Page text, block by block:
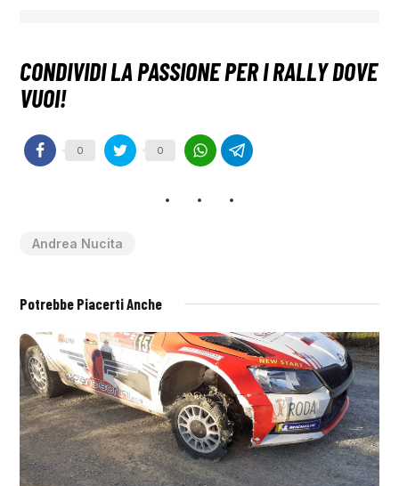
0 0
Andrea Nucita
Potrebbe Piacerti Anche